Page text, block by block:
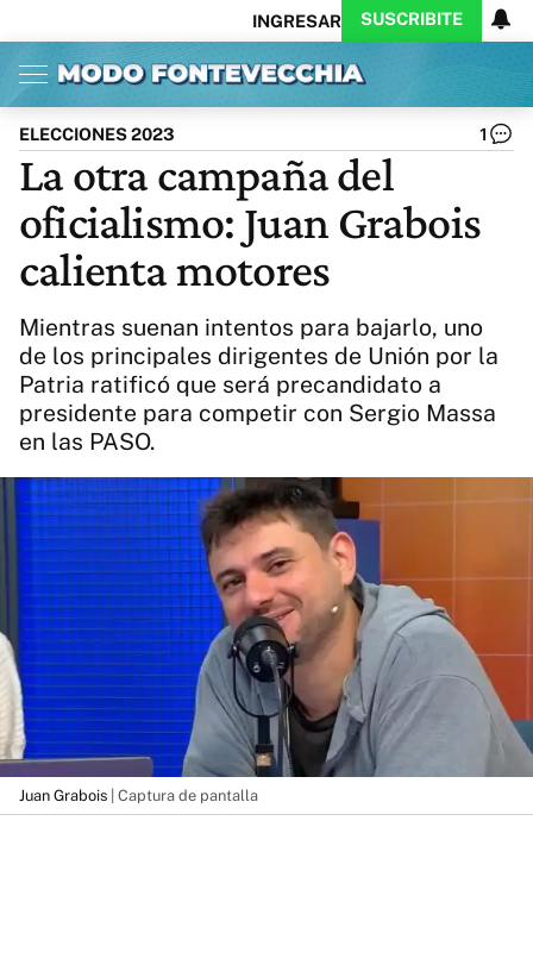
INGRESAR SUSCRIBITE
Inicio Ahora
Opinión
Política
Ciencia
Cultura
Arte
Educación
Internacional
Deportes
CARAS
Exitoina
Turismo
Videos
Córdoba
Business
Caras
Exitoina
Gaming
Vivo
Diario del Juicio
Actualidad
ELECCIONES 2023 1
La otra campaña del
oficialismo: Juan Grabois
calienta motores
Mientras suenan intentos para bajarlo, uno
de los principales dirigentes de Unión por la
Patria ratificó que será precandidato a
presidente para competir con Sergio Massa
en las PASO.
Juan Grabois | Captura de pantalla